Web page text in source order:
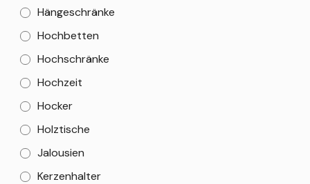
Hängeschränke
Hochbetten
Hochschränke
Hochzeit
Hocker
Holztische
Jalousien
Kerzenhalter